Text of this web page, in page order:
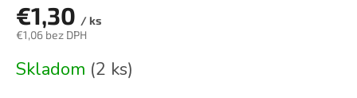
€1,30 / ks
€1,06 bez DPH
cena:
Skladom (2 ks)